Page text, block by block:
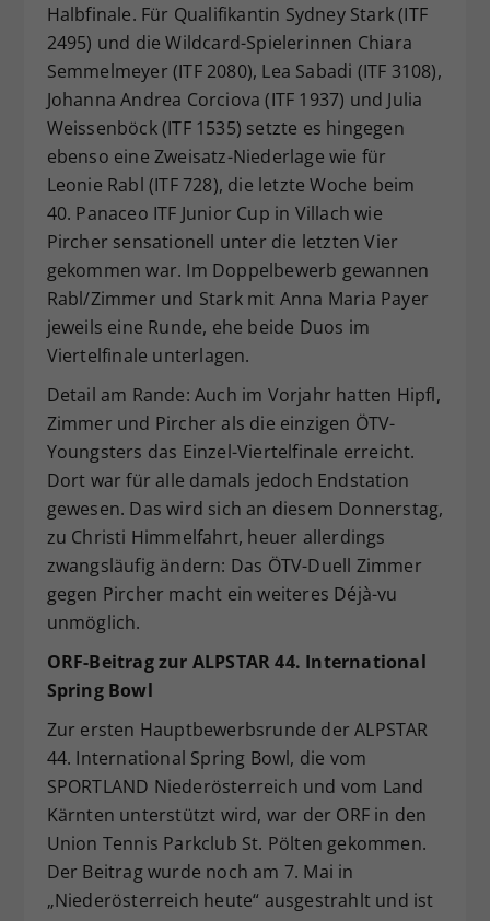
Halbfinale. Für Qualifikantin Sydney Stark (ITF
2495) und die Wildcard-Spielerinnen Chiara
Semmelmeyer (ITF 2080), Lea Sabadi (ITF 3108),
Johanna Andrea Corciova (ITF 1937) und Julia
Weissenböck (ITF 1535) setzte es hingegen
ebenso eine Zweisatz-Niederlage wie für
Leonie Rabl (ITF 728), die letzte Woche beim
40. Panaceo ITF Junior Cup in Villach wie
Pircher sensationell unter die letzten Vier
gekommen war. Im Doppelbewerb gewannen
Rabl/Zimmer und Stark mit Anna Maria Payer
jeweils eine Runde, ehe beide Duos im
Viertelfinale unterlagen.
Detail am Rande: Auch im Vorjahr hatten Hipfl,
Zimmer und Pircher als die einzigen ÖTV-
Youngsters das Einzel-Viertelfinale erreicht.
Dort war für alle damals jedoch Endstation
gewesen. Das wird sich an diesem Donnerstag,
zu Christi Himmelfahrt, heuer allerdings
zwangsläufig ändern: Das ÖTV-Duell Zimmer
gegen Pircher macht ein weiteres Déjà-vu
unmöglich.
ORF-Beitrag zur ALPSTAR 44. International
Spring Bowl
Zur ersten Hauptbewerbsrunde der ALPSTAR
44. International Spring Bowl, die vom
SPORTLAND Niederösterreich und vom Land
Kärnten unterstützt wird, war der ORF in den
Union Tennis Parkclub St. Pölten gekommen.
Der Beitrag wurde noch am 7. Mai in
„Niederösterreich heute“ ausgestrahlt und ist